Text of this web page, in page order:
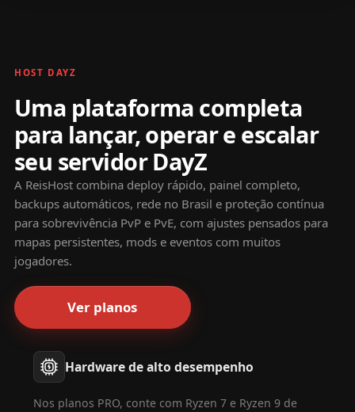
HOST DAYZ
Uma plataforma completa
para lançar, operar e escalar
seu servidor DayZ
A ReisHost combina deploy rápido, painel completo,
backups automáticos, rede no Brasil e proteção contínua
para sobrevivência PvP e PvE, com ajustes pensados para
mapas persistentes, mods e eventos com muitos
jogadores.
Ver planos
Hardware de alto desempenho
Nos planos PRO, conte com Ryzen 7 e Ryzen 9 de